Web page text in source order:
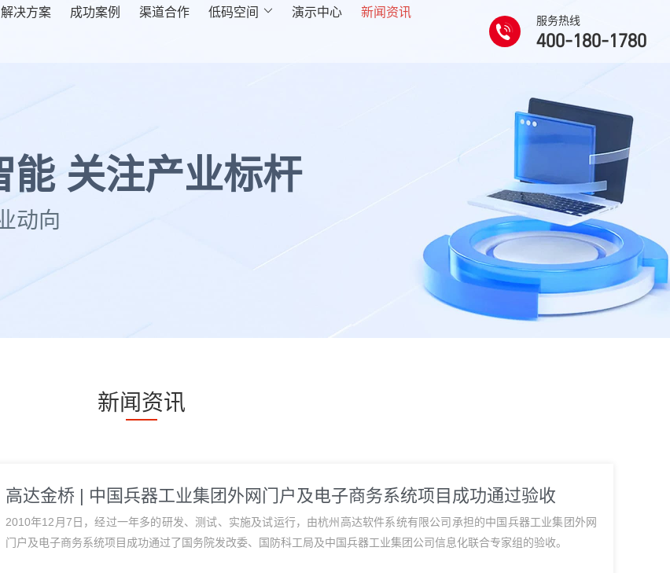
解决方案 成功案例 渠道合作 低码空间  演示中心 新闻资讯
服务热线
400-180-1780
能 关注产业标杆
动向
新闻资讯
高达金桥 | 中国兵器工业集团外网门户及电子商务系统项目成功通过验收
2010年12月7日，经过一年多的研发、测试、实施及试运行，由杭州高达软件系统有限公司承担的中国兵器工业集团外网
门户及电子商务系统项目成功通过了国务院发改委、国防科工局及中国兵器工业集团公司信息化联合专家组的验收。